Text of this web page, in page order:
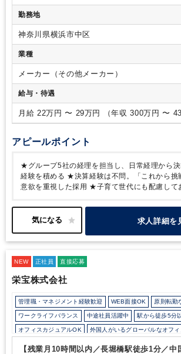
対応
なPCスキル（ExcelでSUM関数・
できる方）
ちの方・月次・年次決算業務の経験をお持ち
所での実務経験をお持ちの方
スキルアップし、決算業務にも挑戦したい方
び、新しい業務にも前向きに取り組める方
ケーションを取りながら、柔軟に対応できる
勤務地
神奈川県横浜市中区
業種
メーカー（その他メーカー）
給与・待遇
月給 22万
アピールポイント
★グループ5社の経理を担当し、日常経理から
経験を積める ★決算経験は不問。「これから挑
意欲を重視した採用 ★子育て世代にも配慮して
会計に触れる機会もある環境★少人数の管理部
人ひとりの裁量が大きく、スキルアップしやす
求人詳細を
NEW 正社員 直接応募
栄宝株式会社
管理職・マネジメント経験歓迎 WEB面接OK 原則転勤
ワークライフバランス 中途社員活躍中 駅から徒歩5分
オフィスカジュアルOK 外国人がいるグローバルなオフィ
少人数の職場（所属部門の人数3人以下） 年間休日120日
【残業月10時間以内／長堀橋駅徒歩1分／中